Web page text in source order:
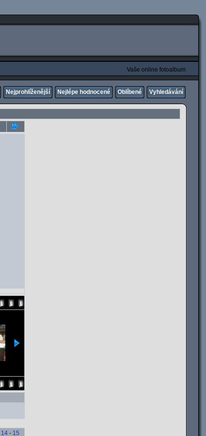
Vaše online fotoalbum
Nejprohlíženější Nejlépe hodnocené Oblíbené Vyhledávání
14 - 15